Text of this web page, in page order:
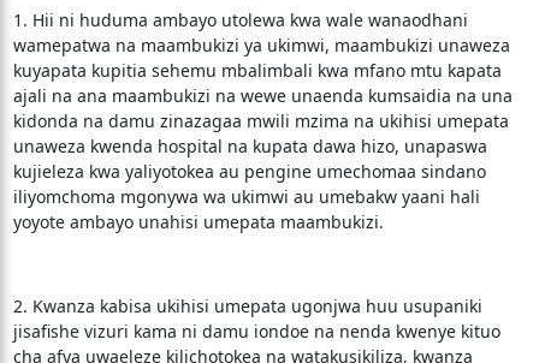
1. Hii ni huduma ambayo utolewa kwa wale wanaodhani
wamepatwa na maambukizi ya ukimwi, maambukizi unaweza
kuyapata kupitia sehemu mbalimbali kwa mfano mtu kapata
ajali na ana maambukizi na wewe unaenda kumsaidia na una
kidonda na damu zinazagaa mwili mzima na ukihisi umepata
unaweza kwenda hospital na kupata dawa hizo, unapaswa
kujieleza kwa yaliyotokea au pengine umechomaa sindano
iliyomchoma mgonywa wa ukimwi au umebakw yaani hali
yoyote ambayo unahisi umepata maambukizi.
2. Kwanza kabisa ukihisi umepata ugonjwa huu usupaniki
jisafishe vizuri kama ni damu iondoe na nenda kwenye kituo
cha afya uwaeleze kilichotokea na watakusikiliza, kwanza